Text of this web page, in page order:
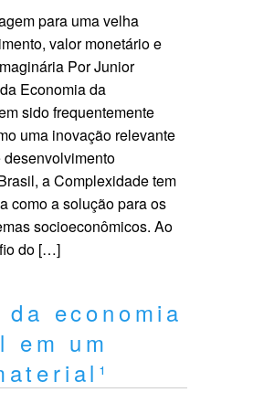
para uma velha
valor monetário e
Por Junior
Economia da
sido frequentemente
uma inovação relevante
a Complexidade tem
como a solução para os
socioeconômicos. Ao
do […]
economia
em um